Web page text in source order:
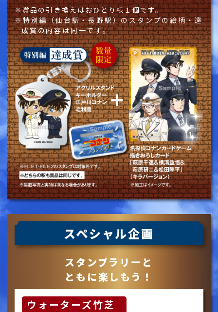
賞品の引き換えはおひとり様１個です。
特別編（仙台駅・長野駅）のスタンプの絵柄・達
成賞の内容は同一です。
スペシャル企画
スタンプラリーと
ともに楽しもう！
ウォーターズ竹芝